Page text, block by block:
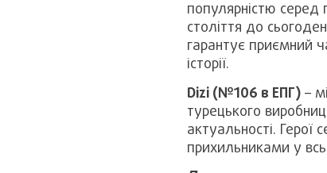
популярністю серед
століття до
гарантує приємний
історії.
Dizi (№106 в ЕПГ)–
турецького
актуальності. Герої
прихильниками у